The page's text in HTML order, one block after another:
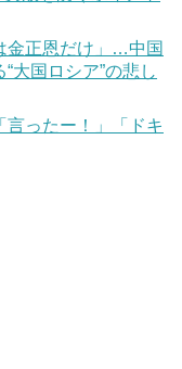
金正恩だけ」…中国
大国ロシア”の悲し
言ったー！」「ドキ